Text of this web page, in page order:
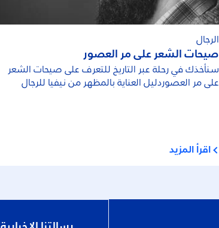
الرجال
صيحات الشعر على مر العصور
سنأخذك في رحلة عبر التاريخ للتعرف على صيحات الشعر
على مر العصوردليل العناية بالمظهر من نيفيا للرجال
اقرأ المزيد